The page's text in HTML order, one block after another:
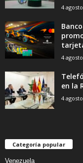
4
4
en la
4
Categoría popular
Venezuela